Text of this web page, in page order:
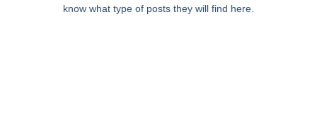
know what type of posts they will find here.